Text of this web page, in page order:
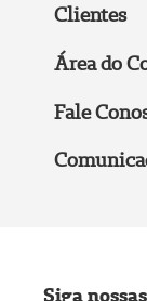
Clientes
Área do
Fale
Siga